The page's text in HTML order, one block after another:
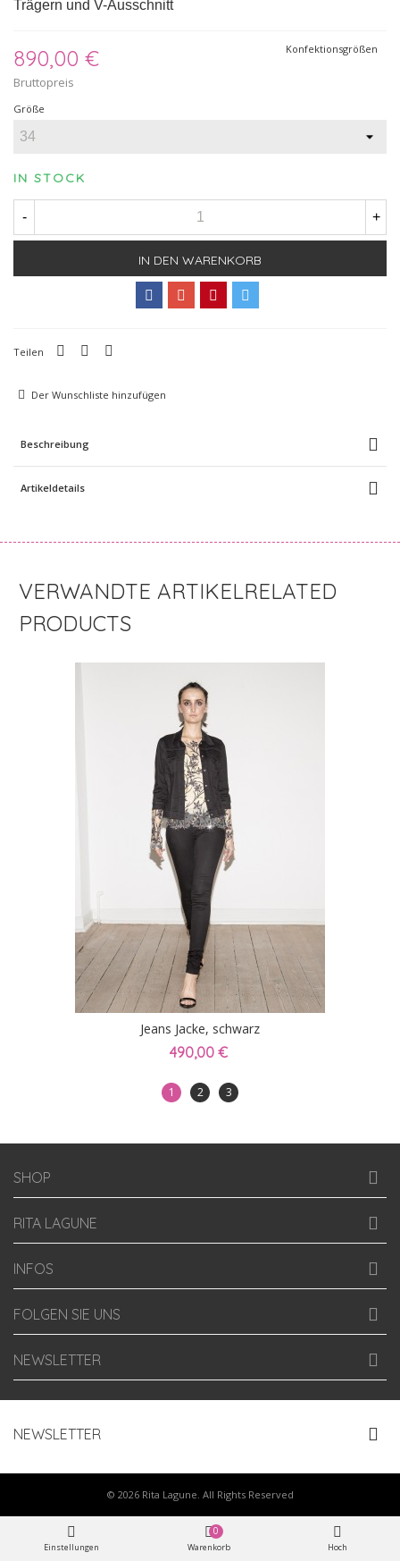
Trägern und V-Ausschnitt
890,00 €
Bruttopreis
Konfektionsgrößen
Größe
IN STOCK
- +
IN DEN WARENKORB
Teilen
Der Wunschliste hinzufügen
Beschreibung
Artikeldetails
RELATED
PRODUCTS
Jeans Jacke, schwarz
490,00 €
1 2 3
SHOP
RITA LAGUNE
INFOS
FOLGEN SIE UNS
NEWSLETTER
NEWSLETTER
© 2026 Rita Lagune. All Rights Reserved
Einstellungen Warenkorb
0
Hoch